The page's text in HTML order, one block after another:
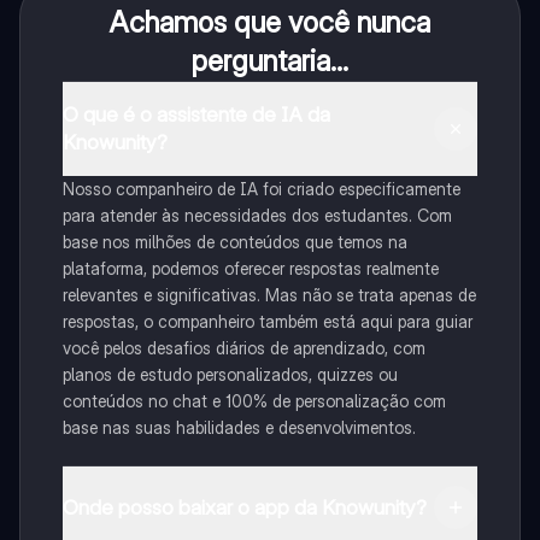
Achamos que você nunca
perguntaria...
Nosso companheiro de IA foi criado especificamente
para atender às necessidades dos estudantes. Com
base nos milhões de conteúdos que temos na
plataforma, podemos oferecer respostas realmente
relevantes e significativas. Mas não se trata apenas de
respostas, o companheiro também está aqui para guiar
você pelos desafios diários de aprendizado, com
planos de estudo personalizados, quizzes ou
conteúdos no chat e 100% de personalização com
base nas suas habilidades e desenvolvimentos.